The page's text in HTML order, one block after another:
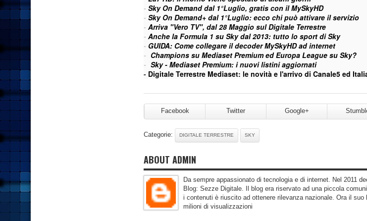
- Sky On Demand dal 1°Luglio, gratis con il MySkyHD
- Sky On Demand+ dal 1°Luglio: ecco chi può attivare il servizio
- Arriva "Vero TV", dal 28 Maggio sul Digitale Terrestre
- Anche la Formula 1 su Sky dal 2013: tutto lo sport di Sky
- GUIDA: Come collegare il decoder MySkyHD ad internet
- Champions su Mediaset Premium ed Europa League su Sky?
- Sky - Mediaset Premium: i nuovi listini aggiornati
- Digitale Terrestre Mediaset: le novità e l'arrivo di Canale5 ed
Facebook Twitter Google+
Categorie: DIGITALE TERRESTRE SKY
ABOUT ADMIN
Da sempre appassionato di tecnologia e di internet. Nel 2011
Blog: Sezze Digitale. Il blog era riservato ad una piccola
i contenuti è riuscito ad ottenere rilevanza nazionale. Ora il suo
milioni di visualizzazioni